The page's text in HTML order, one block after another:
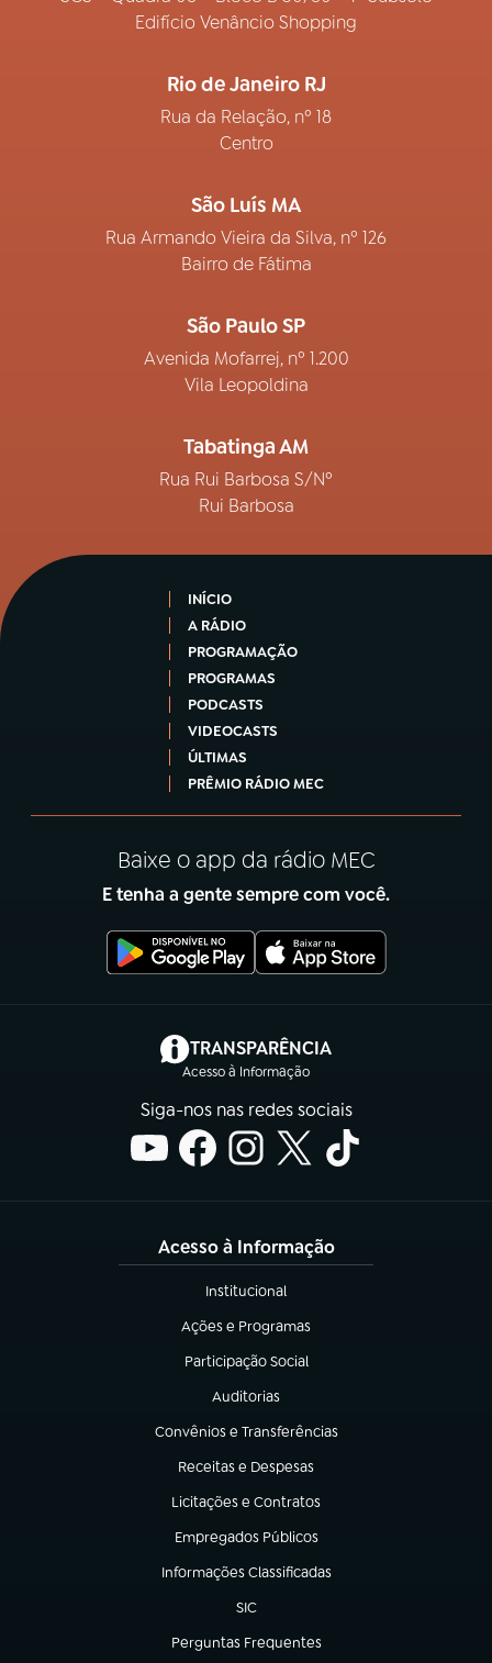
Edifício Venâncio Shopping
Rio de Janeiro RJ
Rua da Relação, nº 18
Centro
São Luís MA
Rua Armando Vieira da Silva, nº 126
Bairro de Fátima
São Paulo SP
Avenida Mofarrej, nº 1.200
Vila Leopoldina
Tabatinga AM
Rua Rui Barbosa S/Nº
Rui Barbosa
INÍCIO
A RÁDIO
PROGRAMAÇÃO
PROGRAMAS
PODCASTS
VIDEOCASTS
ÚLTIMAS
PRÊMIO RÁDIO MEC
Baixe o app da rádio MEC
E tenha a gente sempre com você.
TRANSPARÊNCIA
Acesso à Informação
(abre em nova aba)
Siga-nos nas redes sociais
Acesso à Informação
Institucional
(abre em nova aba)
Ações e Programas
(abre em nova aba)
Participação Social
(abre em nova aba)
Auditorias
(abre em nova aba)
Convênios e Transferências
(abre em nova aba)
Receitas e Despesas
(abre em nova aba)
Licitações e Contratos
(abre em nova aba)
Empregados Públicos
(abre em nova aba)
Informações Classificadas
(abre em nova aba)
SIC
(abre em nova aba)
Perguntas Frequentes
(abre em nova aba)